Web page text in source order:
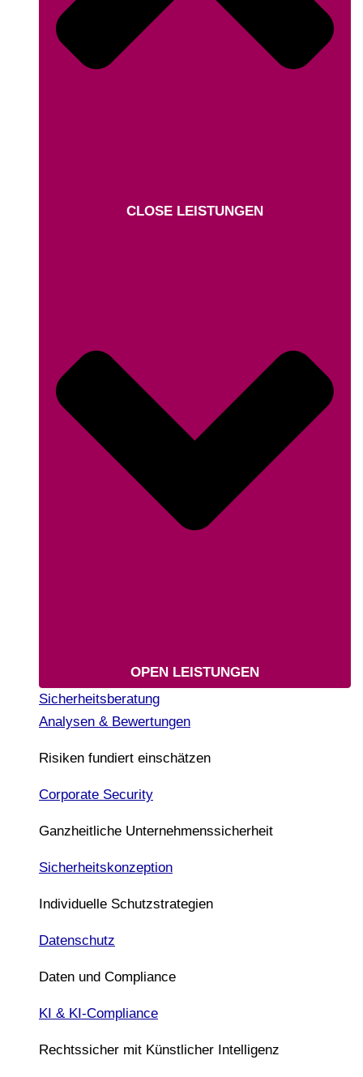
CLOSE LEISTUNGEN
OPEN LEISTUNGEN
Sicherheitsberatung
Analysen & Bewertungen
Risiken fundiert einschätzen
Corporate Security
Ganzheitliche Unternehmenssicherheit
Sicherheitskonzeption
Individuelle Schutzstrategien
Datenschutz
Daten und Compliance
KI & KI-Compliance
Rechtssicher mit Künstlicher Intelligenz